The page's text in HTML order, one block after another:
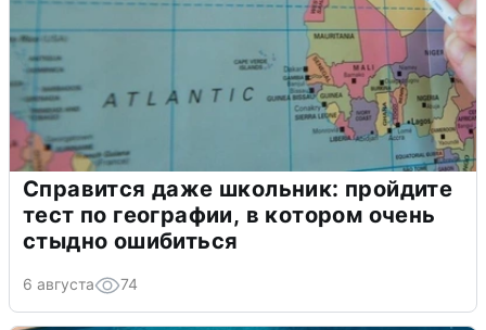
Справится даже школьник: пройдите
тест по географии, в котором очень
стыдно ошибиться
6 августа 74